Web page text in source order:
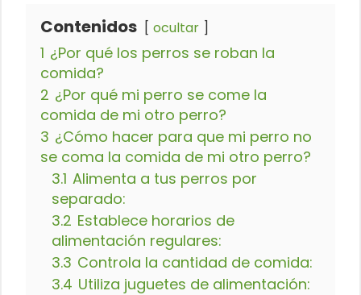
Contenidos ocultar
1 ¿Por qué los perros se roban la
comida?
2 ¿Por qué mi perro se come la
comida de mi otro perro?
3 ¿Cómo hacer para que mi perro no
se coma la comida de mi otro perro?
3.1 Alimenta a tus perros por
separado:
3.2 Establece horarios de
alimentación regulares:
3.3 Controla la cantidad de comida:
3.4 Utiliza juguetes de alimentación: